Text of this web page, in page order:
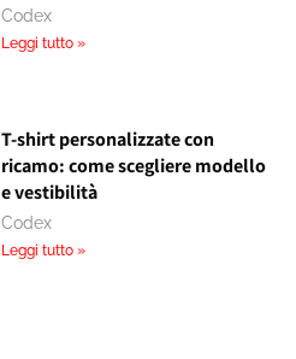
Codex
Leggi tutto »
T-shirt personalizzate con
ricamo: come scegliere modello
e vestibilità
Codex
Leggi tutto »